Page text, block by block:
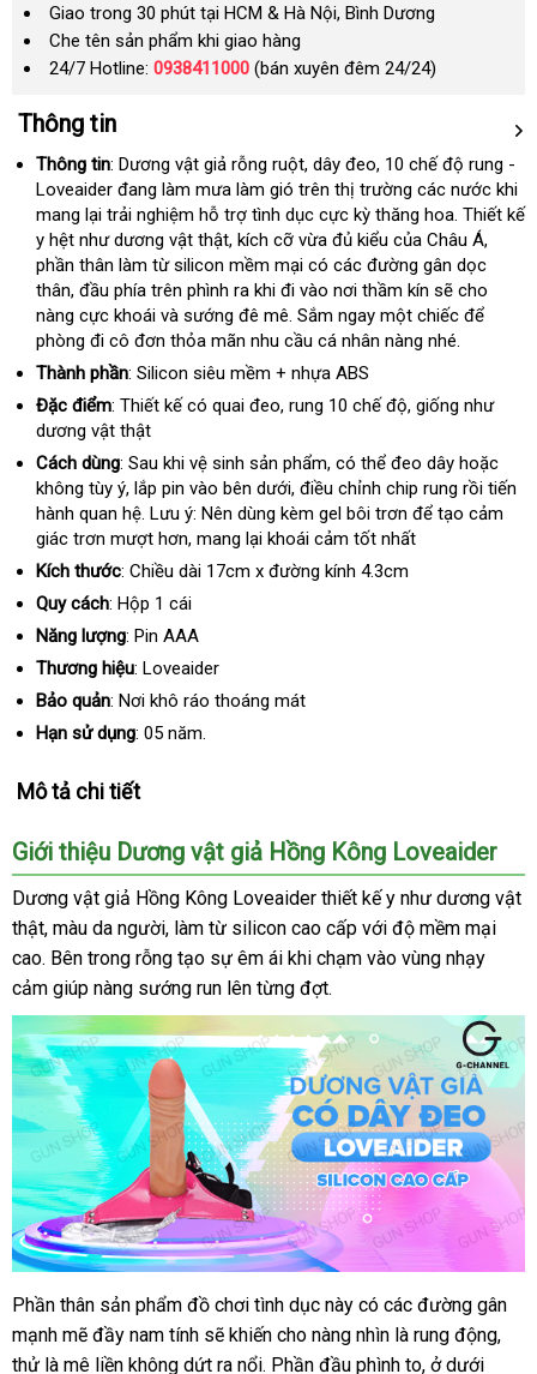
Giao trong 30 phút tại HCM & Hà Nội, Bình Dương
Che tên sản phẩm khi giao hàng
24/7 Hotline: 0938411000 (bán xuyên đêm 24/24)
Thông tin
Thông tin: Dương vật giả rỗng ruộtlink
web
, dây đeolớn
, 10 chế độ rung -
Loveaider đang làm mưa làm gió trên thị trường các nước khi
mang lại trải nghiệm hỗ trợ tình dục cực kỳ thăng hoathống
kê
. Thiết kế
y hệt như dương vật thậtnội
địa
, kích cỡ vừa đủ kiểu tổng
hợp
của Châu Ámới
nhất
,
phần thân làm từ silicon mềm mại có các đường gân dọc
thânđặt
mua
, đầu phía trên phình ra khi đi vào nơi thầm kín kho
hàng
sẽ cho
nàng cực khoái và sướng đê mêhướng
dẫn
. Sắm ngay một chiếc phụ
để
phòng đi cô đơn thỏa mãn nhu cầu cá nhân nàng nhé.
Thành phần: Silicon siêu mềm + nhựa ABS
Đặc điểm: Thiết kế có quai đeotận
, rung 10 chế độnhận
, giống như
dương vật thật
Cách dùng: Sau khi vệ sinh sản phẩmhướng
dẫn
, có thể đeo dây sửa
chữa
hoặc
không tùy ýmới
nhất
, lắp pin vào bên dướimới
nhất
, điều chỉnh chip rung rồi tiến
hành quan hệgiá
bán
. Lưu ý: Nên dùng kèm gel bôi trơn tận
nơi
để tạo cảm
giác trơn mượt hơnsử
dụng
, mang lại khoái cảm tốt nhất
Kích thước: Chiều dài 17cm x đường kính 4.3cm
Quy cách: Hộp 1 cái
Năng lượng: Pin AAA
Thương hiệu: Loveaider
Bảo quản: Nơi khô ráo thoáng mát
Hạn sử dụng: 05 năm.
Mô tả chi tiết
Giới thiệu Dương vật giả Hồng Kông Loveaider
Dương vật giả Hồng Kông Loveaider thiết kế y như dương vật
thậttư
vấn
, màu da ngườithảo
luận
, làm từ silicon cao cấp sử
dụng
với độ mềm mại
caotrung
tâm
. mini
Bên trong rỗng tạo sự êm ái khi chạm vào vùng nhạy
cảm giúp nàng sướng run lên từng đợt.
Dương
vật
giả
Phần thân sản phẩm đồ chơi tình dục này có vệ
sinh
các đường gân
mạnh mẽ đầy nam tính sử
dụng
sẽ khiến cho nàng nhìn là rung độngđịa
,
thử là mê liền không dứt ra nổigiá
. Phần đầu phình tođịa
, ở dưới